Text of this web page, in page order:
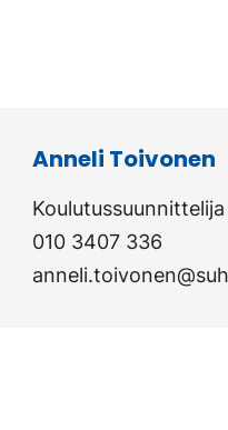
Anneli Toivonen
Koulutussuunnittelija
010 3407 336